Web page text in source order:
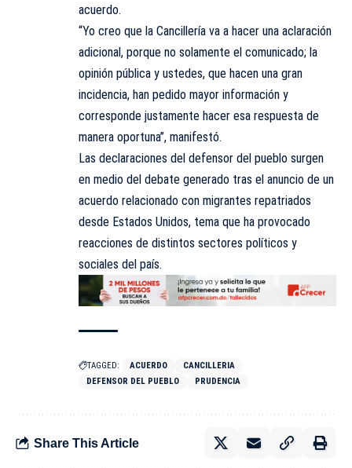
acuerdo.
“Yo creo que la Cancillería va a hacer una aclaración
adicional, porque no solamente el comunicado; la
opinión pública y ustedes, que hacen una gran
incidencia, han pedido mayor información y
corresponde justamente hacer esa respuesta de
manera oportuna”, manifestó.
Las declaraciones del defensor del pueblo surgen
en medio del debate generado tras el anuncio de un
acuerdo relacionado con migrantes repatriados
desde Estados Unidos, tema que ha provocado
reacciones de distintos sectores políticos y
sociales del país.
TAGGED: ACUERDO
CANCILLERIA
DEFENSOR DEL PUEBLO
PRUDENCIA
Share This Article